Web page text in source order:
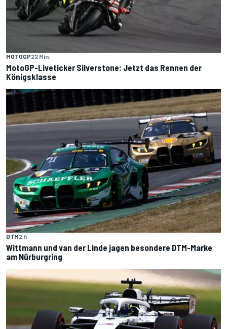
MOTOGP22 Min.
MotoGP-Liveticker Silverstone: Jetzt das Rennen der
Königsklasse
DTM2 h
Wittmann und van der Linde jagen besondere DTM-Marke
am Nürburgring